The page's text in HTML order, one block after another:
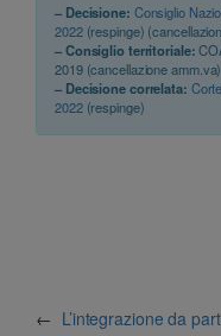
– Decisione: Consiglio
2022(respinge)
– Consiglio territoriale:
2019 (cancellazione amm.va)
– Decisione correlata:
2022(respinge)
← L’integrazione da